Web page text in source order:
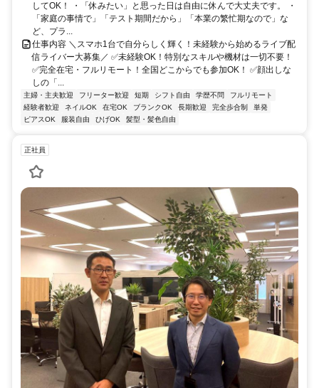
してOK！ ・「休みたい」と思った日は自由に休んで大丈夫です。 ・
「家庭の事情で」「テスト期間だから」「本業の繁忙期なので」な
ど、プラ...
仕事内容 ＼スマホ1台で自分らしく輝く！未経験から始めるライブ配
信ライバー大募集／ ✅未経験OK！特別なスキルや機材は一切不要！
✅完全在宅・フルリモート！全国どこからでも参加OK！ ✅顔出しな
しの「...
主婦・主夫歓迎 フリーター歓迎 短期 シフト自由 学歴不問
フルリモート
経験者歓迎
ネイルOK 在宅OK ブランクOK 長期歓迎 完全歩合制
単発
ピアスOK
服装自由 ひげOK 髪型・髪色自由
正社員